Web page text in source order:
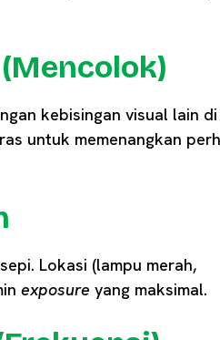
kebisingan visual lain
untuk memenangkan
Lokasi (lampu merah,
exposure yang maksimal.